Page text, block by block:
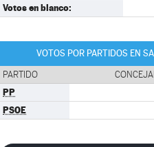
Votos en blanco:
VOTOS POR PARTIDOS EN
PARTIDO
PP
PSOE